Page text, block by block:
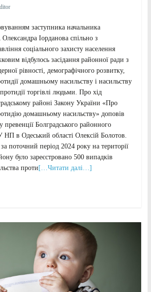
заступника начальника
Іорданова спільно з
соціального захисту населення
відбулось засідання районної ради з
рівності, демографічного розвитку,
домашньому насильству і насильству
торгівлі людьми. Про хід
районі Закону України «Про
домашньому насильству» доповів
превенції Болградського районного
НП в Одеський області Олексій Болотов.
поточний період 2024 року на території
було зареєстровано 500 випадків
проти […Читати далі…]